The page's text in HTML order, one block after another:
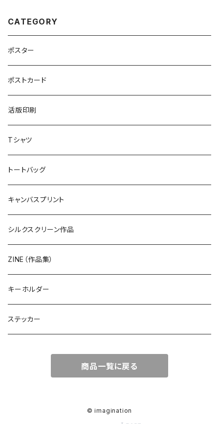
CATEGORY
ポスター
ポストカード
活版印刷
Tシャツ
トートバッグ
キャンバスプリント
シルクスクリーン作品
ZINE（作品集）
キーホルダー
ステッカー
商品一覧に戻る
© imagination